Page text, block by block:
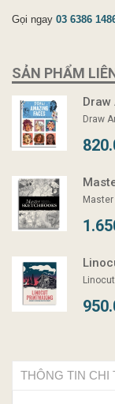
Gọi ngay 03 6386
SẢN PHẨM
Draw
THÔNG TIN CHI